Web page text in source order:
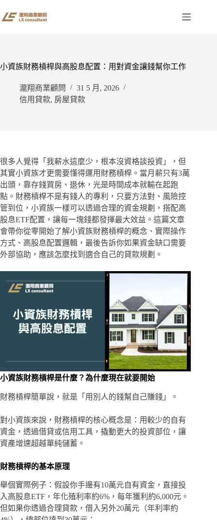
至
容
小資族財務槓桿與高股息配置：用對資金讓錢幫你工作
瀧翔商業顧問
31 5 月, 2026
信用貸款, 房屋貸款
很多人覺得「我薪水這麼少，根本沒資格談投資」，但
其實小資族才更需要懂得運用財務槓桿。當月薪只有3萬
出頭，靠存錢買房、退休，光是時間成本就輸在起跑
點。財務槓桿不是有錢人的專利，只要方法對、風險控
管到位，小資族一樣可以透過合理的資金規劃，搭配高
股息ETF配置，讓每一塊錢都發揮最大效益。這篇文章
會帶你從零開始了解小資族財務槓桿的概念、實際操作
方式、高股息配置邏輯，最後告訴你如果資金缺口需要
外部協助，應該怎麼找到適合自己的貸款規劃。
小資族財務槓桿是什麼？為什麼現在就要開始
財務槓桿簡單說，就是「用別人的錢幫自己賺錢」。
對小資族來說，財務槓桿的核心概念是：用較少的自有
資金，透過借貸或信用工具，撬動更大的投資部位，讓
資產增速超越單純儲蓄。
財務槓桿的基本原理
舉個實際例子：假設你手邊有10萬元自有資金，直接投
入高股息ETF，年化殖利率約6%，每年獲利約6,000元。
但如果你透過合理貸款，借入另外20萬元（年利率約